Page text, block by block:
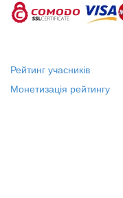
Рейтинг учасників
Монетизація рейтингу